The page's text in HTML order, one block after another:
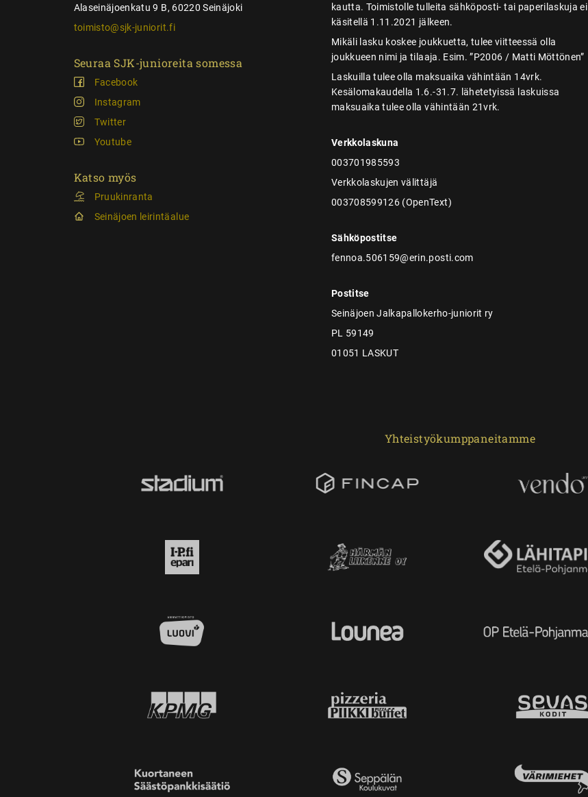
Alaseinäjoenkatu 9 B, 60220 Seinäjoki
toimisto@sjk-juniorit.fi
Seuraa SJK-junioreita somessa
Facebook
Instagram
Twitter
Youtube
Katso myös
Pruukinranta
Seinäjoen leirintäalue
kautta. Toimistolle tulleita sähköposti- tai paperilaskuja ei
käsitellä 1.11.2021 jälkeen.
Mikäli lasku koskee joukkuetta, tulee viitteessä olla
joukkueen nimi ja tilaaja. Esim. ”P2006 / Matti Möttönen”
Laskuilla tulee olla maksuaika vähintään 14vrk.
Kesälomakaudella 1.6.-31.7. lähetetyissä laskuissa
maksuaika tulee olla vähintään 21vrk.
Verkkolaskuna
003701985593
Verkkolaskujen välittäjä
003708599126 (OpenText)
Sähköpostitse
fennoa.506159@erin.posti.com
Postitse
Seinäjoen Jalkapallokerho-juniorit ry
PL 59149
01051 LASKUT
Yhteistyökumppaneitamme